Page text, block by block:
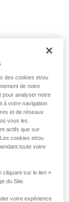
d’autres
des cookies et/ou
de notre
pour analyser notre
à votre navigation
et de réseaux
vous les
actifs que sur
cookies et/ou
toute votre
cliquant sur le lien «
du Site.
votre expérience